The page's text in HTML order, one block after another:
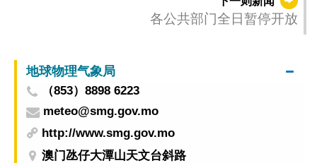
各公共部门全日暂停开放
地球物理气象局
（853）8898 6223
meteo@smg.gov.mo
http://www.smg.gov.mo
澳门氹仔大潭山天文台斜路